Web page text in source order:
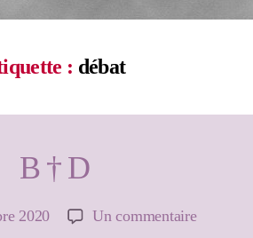
: débat
B † D
2020 Un commentairesur